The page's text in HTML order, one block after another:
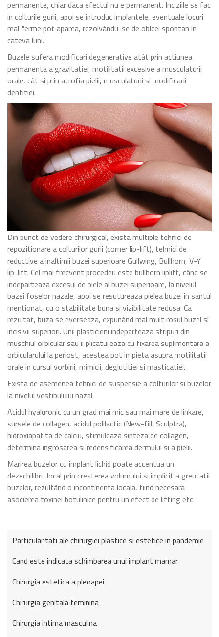
permanente, chiar daca efectul nu e permanent. Inciziile se fac
in colturile gurii, apoi se introduc implantele, eventuale locuri
mai ferme pot aparea, rezolvându-se de obicei spontan in
cateva luni.
Buzele sufera modificari degenerative atât prin actiunea
permanenta a gravitatiei, motilitatii excesive a musculaturii
orale, cât si prin atrofia pielii, musculaturii si modificarii
dentitiei.
Din punct de vedere chirurgical, exista multiple tehnici de
repozitionare a colturilor gurii (corner lip-lift), tehnici de
reductive a inaltimii buzei superioare Gullwing, Bullhorn, V-Y
lip-lift. Cel mai frecvent procedeu este bullhorn liplift, când se
indeparteaza excesul de piele al buzei superioare, la nivelul
bazei foselor nazale, apoi se resutureaza pielea buzei in santul
mentionat, cu o stabilitate buna si vizibilitate redusa. Ca
rezultat, buza se everseaza, expunând mai mult rosul buzei si
incisivii superiori. Unii plasticieni indeparteaza stripuri din
muschiul orbicular sau il plicatureaza cu fixarea suplimentara a
orbicularului la periost, acestea pot impieta asupra motilitatii
orale in cursul vorbirii, mimicii, deglutitiei si masticatiei.
Exista de asemenea tehnici de suspensie a colturilor si buzelor
la nivelul vestibulului nazal.
Acidul hyaluronic cu un grad mai mic sau mai mare de linkare,
sursele de collagen, acidul polilactic (New-fill, Sculptra),
hidroxiapatita de calciu, stimuleaza sinteza de collagen,
determina ingrosarea si redensificarea dermului si a pielii.
Marirea buzelor cu implant lichid poate accentua un
dezechilibru local prin cresterea volumului si implicit a greutatii
buzelor, rezultând o incontinenta locala, fiind necesara
asocierea toxinei botulinice pentru un efect de lifting etc.
Particularitati ale chirurgiei plastice si estetice in pandemie
Cand este indicata schimbarea unui implant mamar
Chirurgia estetica a pleoapei
Chirurgia genitala feminina
Chirurgia intima masculina